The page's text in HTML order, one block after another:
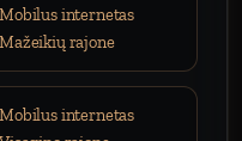
Mobilus internetas
Mažeikių rajone
Mobilus internetas